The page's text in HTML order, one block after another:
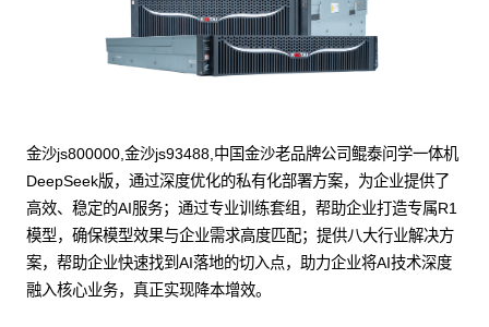
金沙js800000,金沙js93488,中国金沙老品牌公司鲲泰问学一体机
DeepSeek版，通过深度优化的私有化部署方案，为企业提供了
高效、稳定的AI服务；通过专业训练套组，帮助企业打造专属R1
模型，确保模型效果与企业需求高度匹配；提供八大行业解决方
案，帮助企业快速找到AI落地的切入点，助力企业将AI技术深度
融入核心业务，真正实现降本增效。